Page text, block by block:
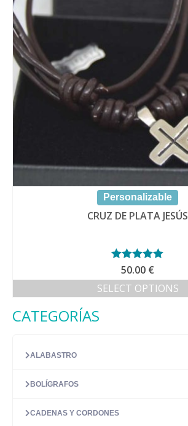
Personalizable
CRUZ DE PLATA JESÚS
Valorado con
5.00de 5
50.00 €
SELECT OPTIONS
CATEGORÍAS
ALABASTRO
BOLÍGRAFOS
CADENAS Y CORDONES